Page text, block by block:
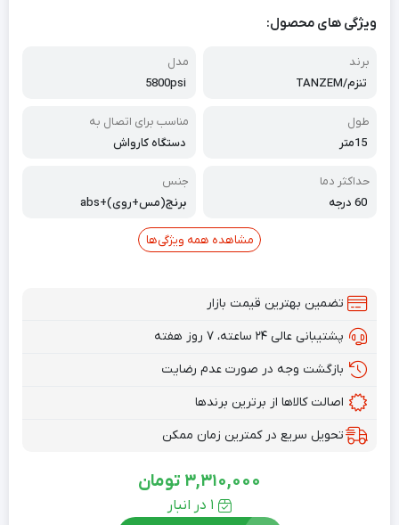
ویژگی های محصول:
برند
تنزم/TANZEM
مدل
5800psi
طول
15متر
مناسب برای اتصال به
دستگاه کارواش
حداکثر دما
60 درجه
جنس
برنج(مس+روی)+abs
مشاهده همه ویژگی‌ها
تضمین بهترین قیمت بازار
پشتیبانی عالی ۲۴ ساعته، ۷ روز هفته
بازگشت وجه در صورت عدم رضایت
اصالت کالاها از برترین برندها
تحویل سریع در کمترین زمان ممکن
3,310,000 تومان
1 در انبار